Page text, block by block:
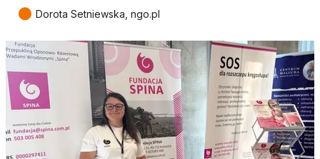
● Dorota Setniewska, ngo.pl